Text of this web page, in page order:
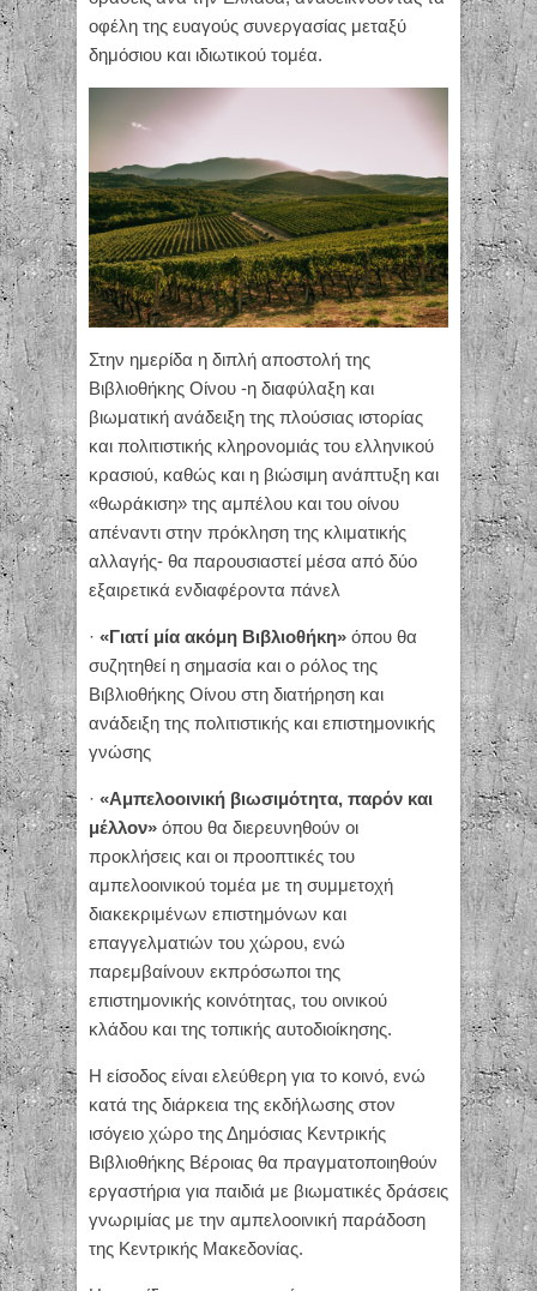
οφέλη της ευαγούς συνεργασίας μεταξύ
δημόσιου και ιδιωτικού τομέα.
Στην ημερίδα η διπλή αποστολή της
Βιβλιοθήκης Οίνου -η διαφύλαξη και
βιωματική ανάδειξη της πλούσιας ιστορίας
και πολιτιστικής κληρονομιάς του ελληνικού
κρασιού, καθώς και η βιώσιμη ανάπτυξη και
«θωράκιση» της αμπέλου και του οίνου
απέναντι στην πρόκληση της κλιματικής
αλλαγής- θα παρουσιαστεί μέσα από δύο
εξαιρετικά ενδιαφέροντα πάνελ
· «Γιατί μία ακόμη Βιβλιοθήκη» όπου θα
συζητηθεί η σημασία και ο ρόλος της
Βιβλιοθήκης Οίνου στη διατήρηση και
ανάδειξη της πολιτιστικής και επιστημονικής
γνώσης
· «Αμπελοοινική βιωσιμότητα, παρόν και
μέλλον» όπου θα διερευνηθούν οι
προκλήσεις και οι προοπτικές του
αμπελοοινικού τομέα με τη συμμετοχή
διακεκριμένων επιστημόνων και
επαγγελματιών του χώρου, ενώ
παρεμβαίνουν εκπρόσωποι της
επιστημονικής κοινότητας, του οινικού
κλάδου και της τοπικής αυτοδιοίκησης.
Η είσοδος είναι ελεύθερη για το κοινό, ενώ
κατά της διάρκεια της εκδήλωσης στον
ισόγειο χώρο της Δημόσιας Κεντρικής
Βιβλιοθήκης Βέροιας θα πραγματοποιηθούν
εργαστήρια για παιδιά με βιωματικές δράσεις
γνωριμίας με την αμπελοοινική παράδοση
της Κεντρικής Μακεδονίας.